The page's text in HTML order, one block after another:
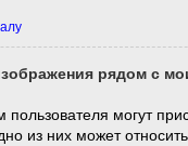
рядом с
могут
из них может